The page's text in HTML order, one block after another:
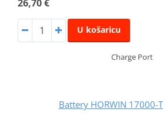
26,70 €
U košaricu
Charge Port
Battery HORWIN 17000-